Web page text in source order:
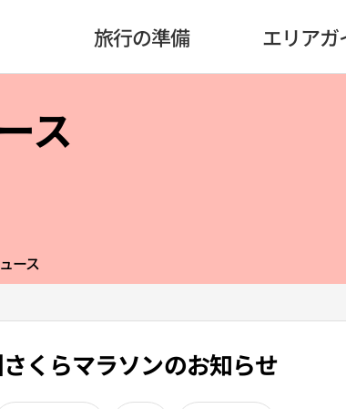
旅行の準備 エリアガ
ス
ース
くらマラソンのお知らせ